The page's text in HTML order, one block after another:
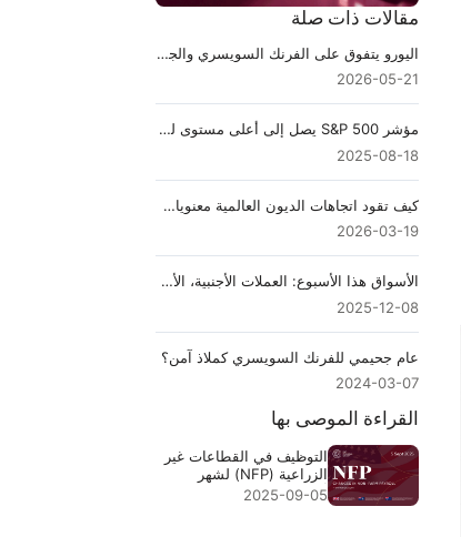
مقالات ذات صلة
اليورو يتفوق على الفرنك السويسري والجنيه قبل العاصفة
2026-05-21
مؤشر S&P 500 يصل إلى أعلى مستوى له على الإطلاق: ماذا نتوقع هذا الأسبوع؟
2025-08-18
كيف تقود اتجاهات الديون العالمية معنويات الذهب
2026-03-19
الأسواق هذا الأسبوع: العملات الأجنبية، الأسهم، النفط، الذهب وقرار بنك الاحتياطي الفيدرالي
2025-12-08
عام جحيمي للفرنك السويسري كملاذ آمن؟
2024-03-07
القراءة الموصى بها
التوظيف في القطاعات غير
الزراعية (NFP) لشهر
2025-09-05